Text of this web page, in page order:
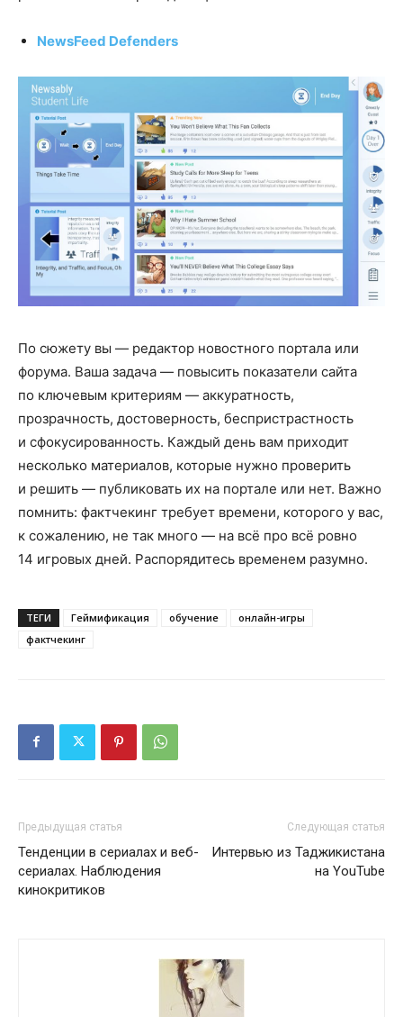
NewsFeed Defenders
По сюжету вы — редактор новостного портала или
форума. Ваша задача — повысить показатели сайта
по ключевым критериям — аккуратность,
прозрачность, достоверность, беспристрастность
и сфокусированность. Каждый день вам приходит
несколько материалов, которые нужно проверить
и решить — публиковать их на портале или нет. Важно
помнить: фактчекинг требует времени, которого у вас,
к сожалению, не так много — на всё про всё ровно
14 игровых дней. Распорядитесь временем разумно.
ТЕГИ Геймификация обучение
онлайн-игры
фактчекинг
Предыдущая статья
Тенденции в сериалах и веб-
сериалах. Наблюдения
кинокритиков
Следующая статья
Интервью из Таджикистана
на YouTube